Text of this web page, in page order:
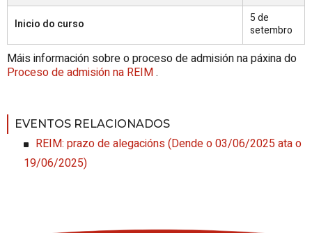
Inicio do curso
5 de
setembro
Máis información sobre o proceso de admisión na páxina do
Proceso de admisión na REIM.
EVENTOS RELACIONADOS
REIM: prazo de alegacións(Dende o 03/06/2025 ata o
19/06/2025)